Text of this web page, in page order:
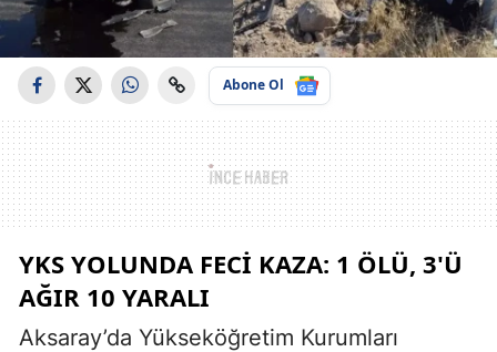
Abone Ol
YKS YOLUNDA FECI KAZA: 1 ÖLÜ, 3'Ü
AĞIR 10 YARALI
Aksaray’da Yükseköğretim Kurumları